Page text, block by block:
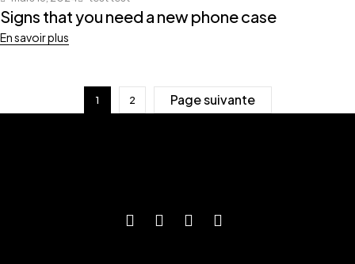
Signs that you need a new phone case
En savoir plus
1 2 Page suivante